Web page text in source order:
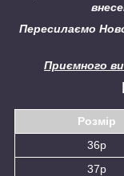
Пересилаємо
Приємного
Розмір
36р
37р